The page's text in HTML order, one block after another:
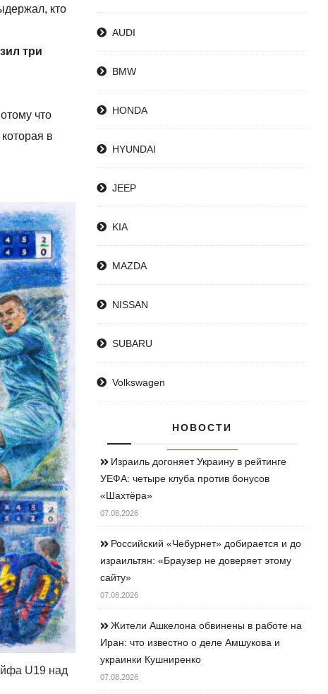
кто
три
что
в
U19 над
AUDI
BMW
HONDA
HYUNDAI
JEEP
KIA
MAZDA
NISSAN
SUBARU
Volkswagen
НОВОСТИ
Израиль догоняет Украину в рейтинге
УЕФА: четыре клуба против бонусов
«Шахтёра»
07.08.2026
Российский «Чебурнет» добирается и до
израильтян: «Браузер не доверяет этому
сайту»
07.08.2026
Жители Ашкелона обвинены в работе на
Иран: что известно о деле Амшукова и
украинки Кушниренко
07.08.2026